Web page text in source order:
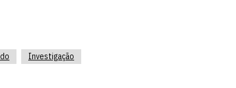
Investigação